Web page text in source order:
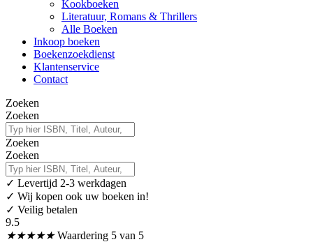
Kookboeken
Literatuur, Romans & Thrillers
Alle Boeken
Inkoop boeken
Boekenzoekdienst
Klantenservice
Contact
Zoeken
Zoeken
Zoeken
Zoeken
✓ Levertijd 2-3 werkdagen
✓ Wij kopen ook uw boeken in!
✓ Veilig betalen
9.5
★★★★★ Waardering 5 van 5